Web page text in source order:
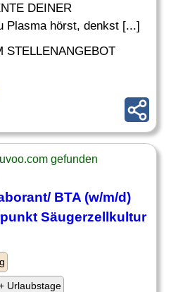
DEINER
Plasma hörst, denkst [...]
STELLENANGEBOT
gefunden
/ BTA (w/m/d)
Säugerzellkultur
Urlaubstage